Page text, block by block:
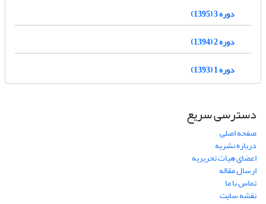
دوره 3 (1395)
دوره 2 (1394)
دوره 1 (1393)
دسترسی سریع
صفحه اصلی
درباره نشریه
اعضای هیات تحریریه
ارسال مقاله
تماس با ما
نقشه سایت